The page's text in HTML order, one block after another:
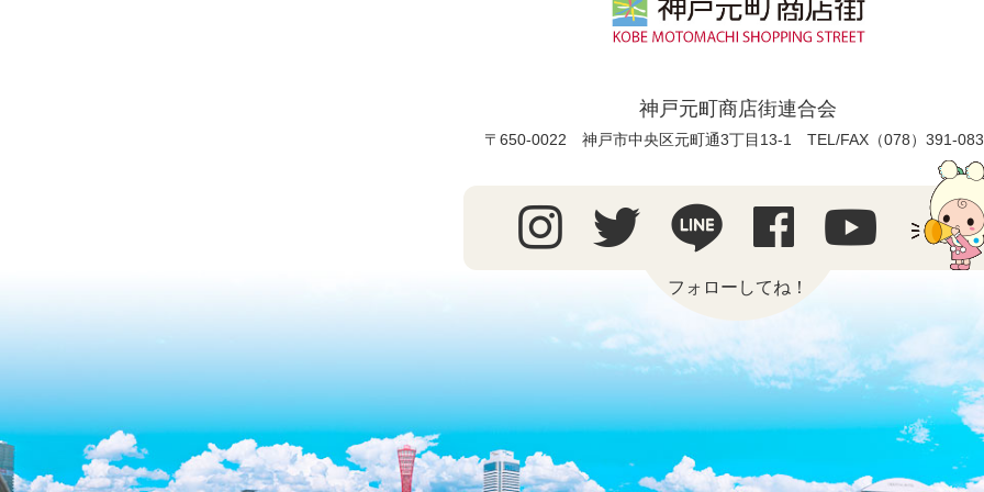
神戸元町商店街連合会
〒650-0022 神戸市中央区元町通3丁目13-1 TEL/FAX（078）391-
フォローしてね！